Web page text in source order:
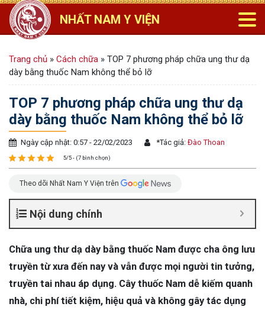
NHẤT NAM Y VIỆN
Trang chủ » Cách chữa » TOP 7 phương pháp chữa ung thư dạ
dày bằng thuốc Nam không thể bỏ lỡ
TOP 7 phương pháp chữa ung thư dạ
dày bằng thuốc Nam không thể bỏ lỡ
Ngày cập nhật: 0:57 - 22/02/2023 *Tác giả: Đào Thoan
5/5 - (7 bình chọn)
Theo dõi Nhất Nam Y Viện trên
Nội dung chính
Chữa ung thư dạ dày bằng thuốc Nam được cha ông lưu
truyền từ xưa đến nay và vẫn được mọi người tin tưởng,
truyền tai nhau áp dụng. Cây thuốc Nam dễ kiếm quanh
nhà, chi phí tiết kiệm, hiệu quả và không gây tác dụng